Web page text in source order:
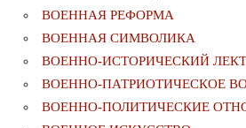
ВОЕННАЯ РЕФОРМА
ВОЕННАЯ СИМВОЛИКА
ВОЕННО-ИСТОРИЧЕСКИЙ
ВОЕННО-ПАТРИОТИЧЕСКОЕ
ВОЕННО-ПОЛИТИЧЕСКИE